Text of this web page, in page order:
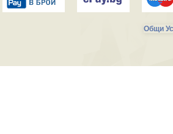
Общи